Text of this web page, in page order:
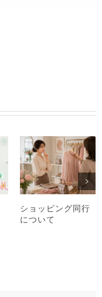
ショッピング同行
について